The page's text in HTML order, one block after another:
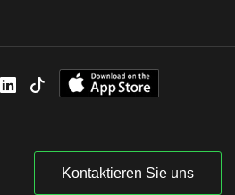
Kontaktieren Sie uns